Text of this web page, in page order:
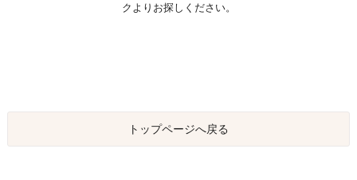
クよりお探しください。
トップページへ戻る